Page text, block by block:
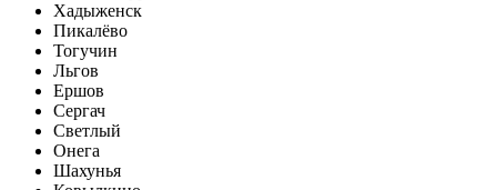
Хадыженск
Пикалёво
Тогучин
Льгов
Ершов
Сергач
Светлый
Онега
Шахунья